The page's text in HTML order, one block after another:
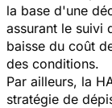
la base d'une
assurant le suivi
baisse du coût
des conditions.
Par ailleurs, la
stratégie de